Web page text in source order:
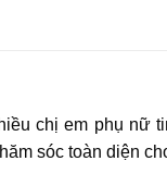
chị em phụ nữ
sóc toàn diện